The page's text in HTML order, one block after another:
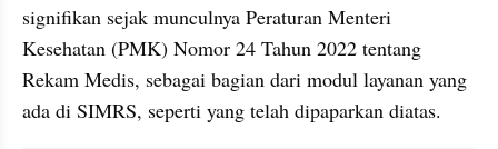
signifikan sejak munculnya Peraturan Menteri
Kesehatan (PMK) Nomor 24 Tahun 2022 tentang
Rekam Medis, sebagai bagian dari modul layanan yang
ada di SIMRS, seperti yang telah dipaparkan diatas.